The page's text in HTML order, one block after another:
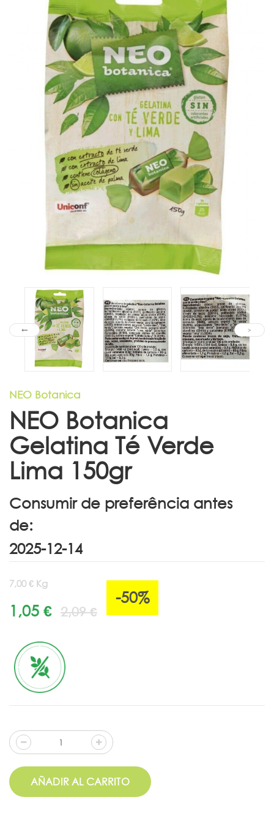
NEO Botanica
NEO Botanica
Gelatina Té Verde
Lima 150gr
Consumir de preferência antes
de:
7,00 € Kg
1,05 € 2,09 €
-50%
AÑADIR AL CARRITO